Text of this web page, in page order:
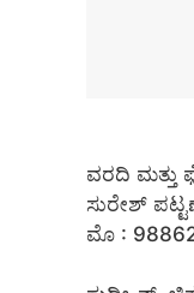
ವರದಿ ಮತ್ತು
ಸುರೇಶ್
ಮೊ :